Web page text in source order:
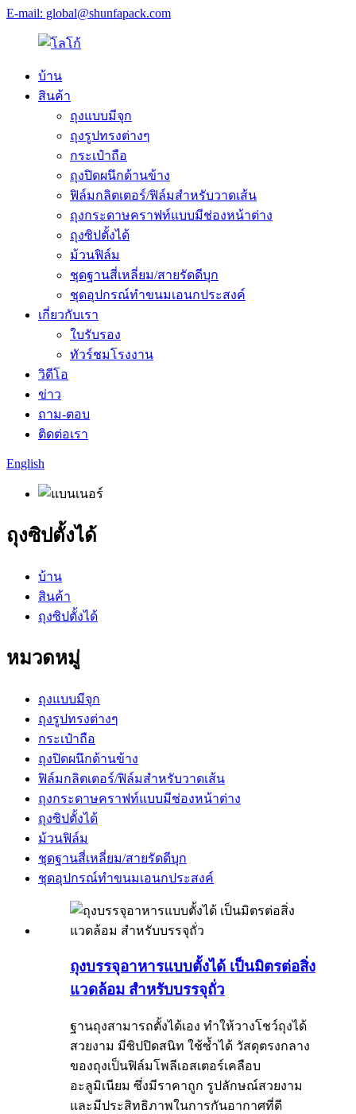
E-mail: global@shunfapack.com
บ้าน
สินค้า
ถุงแบบมีจุก
ถุงรูปทรงต่างๆ
กระเป๋าถือ
ถุงปิดผนึกด้านข้าง
ฟิล์มกลิตเตอร์/ฟิล์มสำหรับวาดเส้น
ถุงกระดาษคราฟท์แบบมีช่องหน้าต่าง
ถุงซิปตั้งได้
ม้วนฟิล์ม
ชุดฐานสี่เหลี่ยม/สายรัดดีบุก
ชุดอุปกรณ์ทำขนมเอนกประสงค์
เกี่ยวกับเรา
ใบรับรอง
ทัวร์ชมโรงงาน
วิดีโอ
ข่าว
ถาม-ตอบ
ติดต่อเรา
English
ถุงซิปตั้งได้
บ้าน
สินค้า
ถุงซิปตั้งได้
หมวดหมู่
ถุงแบบมีจุก
ถุงรูปทรงต่างๆ
กระเป๋าถือ
ถุงปิดผนึกด้านข้าง
ฟิล์มกลิตเตอร์/ฟิล์มสำหรับวาดเส้น
ถุงกระดาษคราฟท์แบบมีช่องหน้าต่าง
ถุงซิปตั้งได้
ม้วนฟิล์ม
ชุดฐานสี่เหลี่ยม/สายรัดดีบุก
ชุดอุปกรณ์ทำขนมเอนกประสงค์
ถุงบรรจุอาหารแบบตั้งได้ เป็นมิตรต่อสิ่ง
แวดล้อม สำหรับบรรจุถั่ว
ฐานถุงสามารถตั้งได้เอง ทำให้วางโชว์ถุงได้
สวยงาม มีซิปปิดสนิท ใช้ซ้ำได้ วัสดุตรงกลาง
ของถุงเป็นฟิล์มโพลีเอสเตอร์เคลือบ
อะลูมิเนียม ซึ่งมีราคาถูก รูปลักษณ์สวยงาม
และมีประสิทธิภาพในการกันอากาศที่ดี